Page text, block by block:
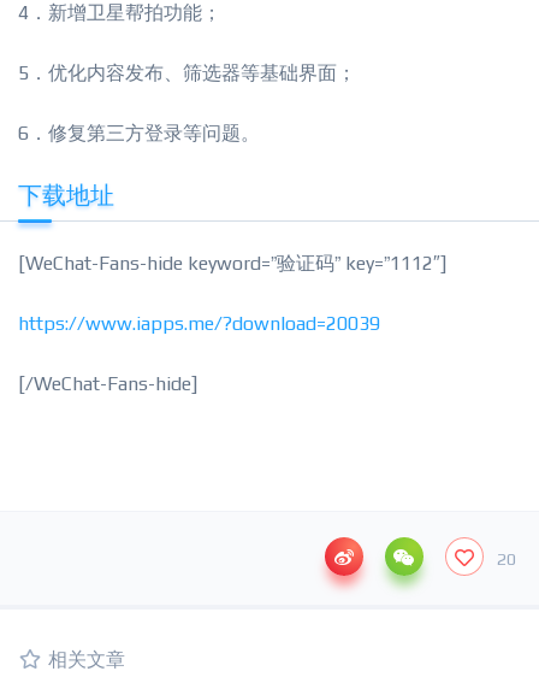
4．新增卫星帮拍功能；
5．优化内容发布、筛选器等基础界面；
6．修复第三方登录等问题。
下载地址
[WeChat-Fans-hide keyword=”验证码” key=”1112″]
https://www.iapps.me/?download=20039
[/WeChat-Fans-hide]
20
相关文章